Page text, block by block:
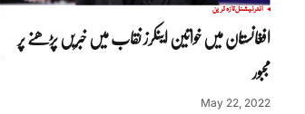
انٹرنیشنلتازہ ترین
افغانستان میں خواتین اینکرز نقاب میں خبریں پڑھنے پر
مجبور
May 22, 2022